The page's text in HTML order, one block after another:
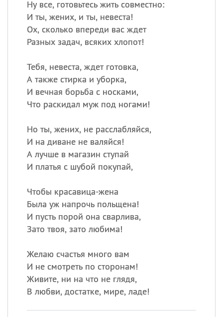
Ну все, готовьтесь жить совместно:
И ты, жених, и ты, невеста!
Ох, сколько впереди вас ждет
Разных задач, всяких хлопот!
Тебя, невеста, ждет готовка,
А также стирка и уборка,
И вечная борьба с носками,
Что раскидал муж под ногами!
Но ты, жених, не расслабляйся,
И на диване не валяйся!
А лучше в магазин ступай
И платья с шубой покупай,
Чтобы красавица-жена
Была уж напрочь польщена!
И пусть порой она сварлива,
Зато твоя, зато любима!
Желаю счастья много вам
И не смотреть по сторонам!
Живите, ни на что не глядя,
В любви, достатке, мире, ладе!